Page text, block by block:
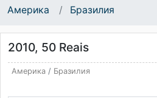
Америка Бразилия
2010, 50 Reais
Америка/ Бразилия